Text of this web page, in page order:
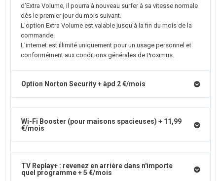
d’Extra Volume, il pourra à nouveau surfer à sa vitesse normale
dès le premier jour du mois suivant.
L'option Extra Volume est valable jusqu'à la fin du mois de la
commande.
L'internet est illimité uniquement pour un usage personnel et
conformément aux conditions générales de Proximus.
Option Norton Security + àpd 2 €/mois
Wi-Fi Booster (pour maisons spacieuses) + 11,99
€/mois
TV Replay+ : revenez en arrière dans n'importe
quel programme + 5 €/mois